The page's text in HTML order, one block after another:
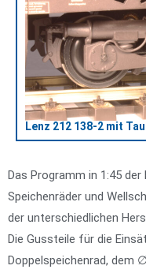
Lenz 212 138-2 mit
Das Programm in 1:45
Speichenräder und
der unterschiedlichen
Die Gussteile für die
Doppelspeichenrad, dem